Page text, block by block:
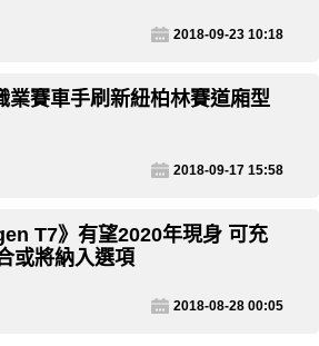
2018-09-23 10:18
業賽車手刷新紐柏林賽道廂型
2018-09-17 15:58
T7》有望2020年現身 可充
或將納入選項
2018-08-28 00:05